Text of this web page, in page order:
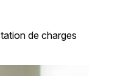
de charges